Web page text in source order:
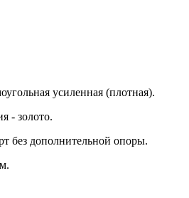
усиленная (плотная).
- золото.
без дополнительной опоры.